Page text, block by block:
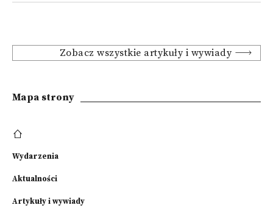
Zobacz wszystkie artykuły i wywiady
Mapa strony
Wydarzenia
Aktualności
Artykuły i wywiady